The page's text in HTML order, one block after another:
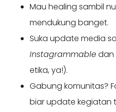
Mau healing sambil
mendukung banget.
Suka update media
Instagrammabledan
etika, ya!).
Gabung komunitas?
biar update kegiatan